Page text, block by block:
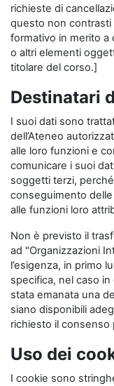
richieste di
questo non
formativo in merito a
o altri elementi
titolare del corso.]
Destinatari
I suoi dati sono
dell’Ateneo
alle loro funzioni e
comunicare i suoi
soggetti terzi,
conseguimento
alle funzioni loro
Non è previsto il
ad "Organizzazioni
l’esigenza, in primo
specifica, nel caso
stata emanata una
siano disponibili
richiesto il
Uso dei
I cookie sono